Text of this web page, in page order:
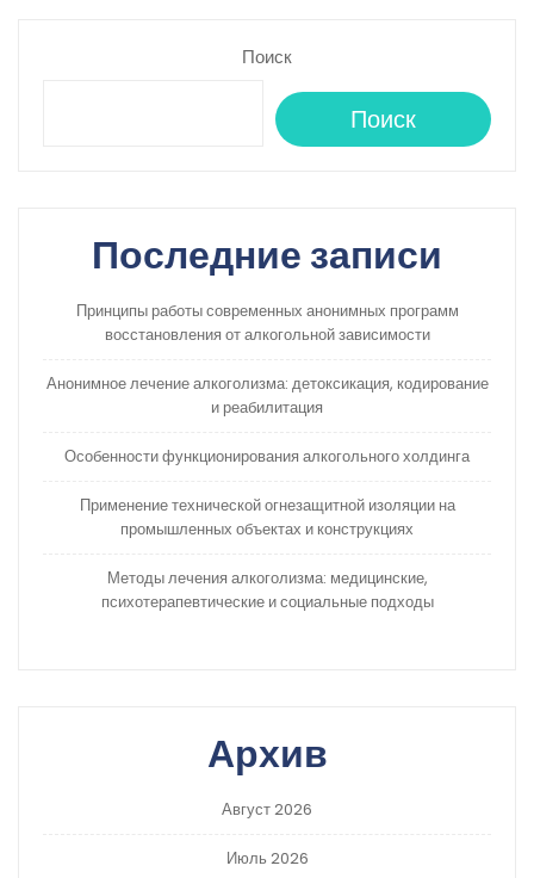
Поиск
Поиск
Последние записи
Принципы работы современных анонимных программ
восстановления от алкогольной зависимости
Анонимное лечение алкоголизма: детоксикация, кодирование
и реабилитация
Особенности функционирования алкогольного холдинга
Применение технической огнезащитной изоляции на
промышленных объектах и конструкциях
Методы лечения алкоголизма: медицинские,
психотерапевтические и социальные подходы
Архив
Август 2026
Июль 2026